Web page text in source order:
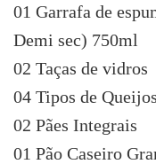
01 Garrafa de
Demi sec) 750ml
02 Taças de vidros
04 Tipos de Queijos
02 Pães Integrais
01 Pão Caseiro